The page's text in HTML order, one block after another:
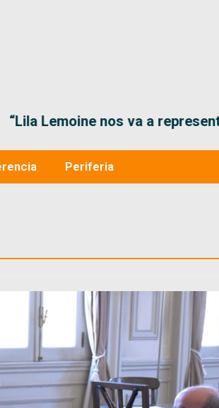
“Lila Lemoine nos va a
Periferia